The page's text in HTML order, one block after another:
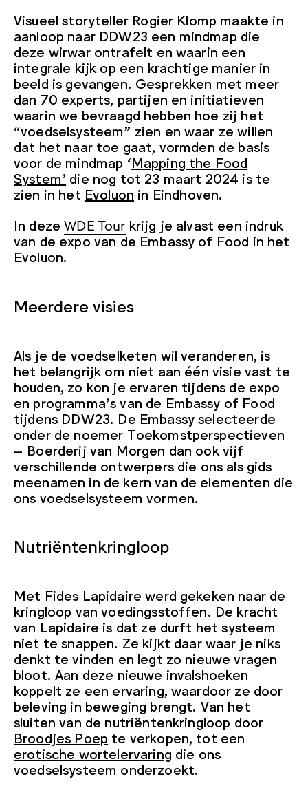
Visueel storyteller Rogier Klomp maakte in
aanloop naar DDW23 een mindmap die
deze wirwar ontrafelt en waarin een
integrale kijk op een krachtige manier in
beeld is gevangen. Gesprekken met meer
dan 70 experts, partijen en initiatieven
waarin we bevraagd hebben hoe zij het
“voedselsysteem” zien en waar ze willen
dat het naar toe gaat, vormden de basis
voor de mindmap ‘Mapping the Food
System’ die nog tot 23 maart 2024 is te
zien in het Evoluon in Eindhoven.
In deze WDE Tour krijg je alvast een indruk
van de expo van de Embassy of Food in het
Evoluon.
Meerdere visies
Als je de voedselketen wil veranderen, is
het belangrijk om niet aan één visie vast te
houden, zo kon je ervaren tijdens de expo
en programma’s van de Embassy of Food
tijdens DDW23. De Embassy selecteerde
onder de noemer Toekomstperspectieven
– Boerderij van Morgen dan ook vijf
verschillende ontwerpers die ons als gids
meenamen in de kern van de elementen die
ons voedselsysteem vormen.
Nutriëntenkringloop
Met Fides Lapidaire werd gekeken naar de
kringloop van voedingsstoffen. De kracht
van Lapidaire is dat ze durft het systeem
niet te snappen. Ze kijkt daar waar je niks
denkt te vinden en legt zo nieuwe vragen
bloot. Aan deze nieuwe invalshoeken
koppelt ze een ervaring, waardoor ze door
beleving in beweging brengt. Van het
sluiten van de nutriëntenkringloop door
Broodjes Poep te verkopen, tot een
erotische wortelervaring die ons
voedselsysteem onderzoekt.